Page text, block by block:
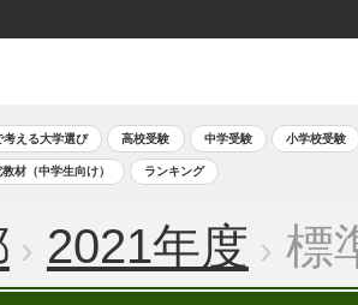
考える大学選び 高校受験 中学受験 小学校受験
材（中学生向け） ランキング
2021年度 標